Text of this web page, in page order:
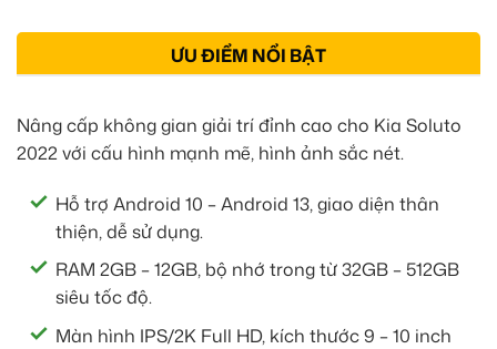
ƯU ĐIỂM NỔI BẬT
Nâng cấp không gian giải trí đỉnh cao cho Kia Soluto
2022 với cấu hình mạnh mẽ, hình ảnh sắc nét.
Hỗ trợ Android 10 – Android 13, giao diện thân
thiện, dễ sử dụng.
RAM 2GB – 12GB, bộ nhớ trong từ 32GB – 512GB
siêu tốc độ.
Màn hình IPS/2K Full HD, kích thước 9 – 10 inch